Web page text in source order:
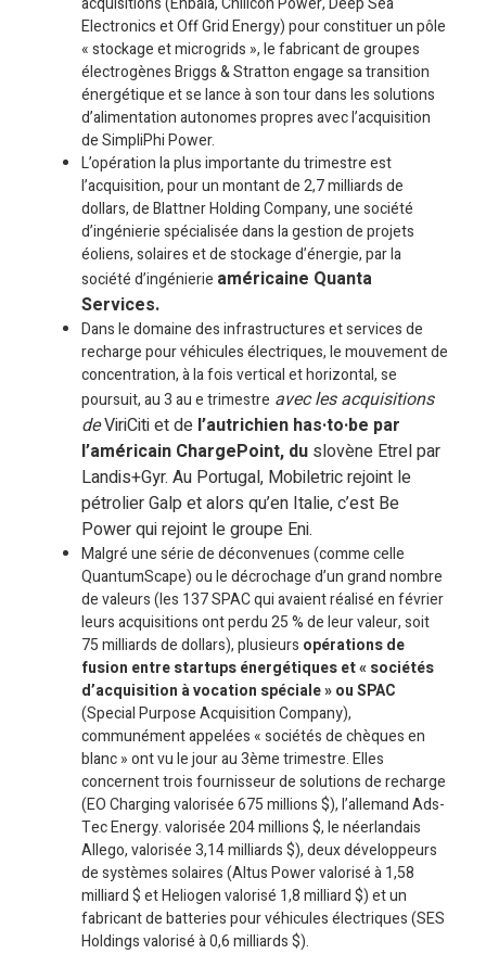
Electronics et Off Grid Energy) pour constituer un pôle
« stockage et microgrids », le fabricant de groupes
électrogènes Briggs & Stratton engage sa transition
énergétique et se lance à son tour dans les solutions
d’alimentation autonomes propres avec l’acquisition
de SimpliPhi Power.
L’opération la plus importante du trimestre est
l’acquisition, pour un montant de 2,7 milliards de
dollars, de Blattner Holding Company, une société
d’ingénierie spécialisée dans la gestion de projets
éoliens, solaires et de stockage d’énergie, par la
société d’ingénierie américaine Quanta
Services.
Dans le domaine des infrastructures et services de
recharge pour véhicules électriques, le mouvement de
concentration, à la fois vertical et horizontal, se
poursuit, au 3 au e trimestre avec les acquisitions
deViriCiti et de l’autrichien has·to·be par
l’américain ChargePoint, du slovène Etrel par
Landis+Gyr. Au Portugal, Mobiletric rejoint le
pétrolier Galp et alors qu’en Italie, c’est Be
Power qui rejoint le groupe Eni.
Malgré une série de déconvenues (comme celle
QuantumScape) ou le décrochage d’un grand nombre
de valeurs (les 137 SPAC qui avaient réalisé en février
leurs acquisitions ont perdu 25 % de leur valeur, soit
75 milliards de dollars), plusieurs opérations de
fusion entre startups énergétiques et « sociétés
d’acquisition à vocation spéciale » ou SPAC
(Special Purpose Acquisition Company),
communément appelées « sociétés de chèques en
blanc » ont vu le jour au 3ème trimestre. Elles
concernent trois fournisseur de solutions de recharge
(EO Charging valorisée 675 millions $), l’allemand Ads-
Tec Energy. valorisée 204 millions $, le néerlandais
Allego, valorisée 3,14 milliards $), deux développeurs
de systèmes solaires (Altus Power valorisé à 1,58
milliard $ et Heliogen valorisé 1,8 milliard $) et un
fabricant de batteries pour véhicules électriques (SES
Holdings valorisé à 0,6 milliards $).